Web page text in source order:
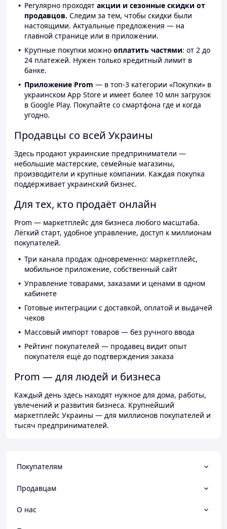
Регулярно проходят акции и сезонные скидки от
продавцов. Следим за тем, чтобы скидки были
настоящими. Актуальные предложения — на
главной странице или в приложении.
Крупные покупки можно оплатить частями: от 2 до
24 платежей. Нужен только кредитный лимит в
банке.
Приложение Prom — в топ-3 категории «Покупки» в
украинском App Store и имеет более 10 млн загрузок
в Google Play. Покупайте со смартфона где и когда
угодно.
Продавцы со всей Украины
Здесь продают украинские предприниматели —
небольшие мастерские, семейные магазины,
производители и крупные компании. Каждая покупка
поддерживает украинский бизнес.
Для тех, кто продаёт онлайн
Prom — маркетплейс для бизнеса любого масштаба.
Лёгкий старт, удобное управление, доступ к миллионам
покупателей.
Три канала продаж одновременно: маркетплейс,
мобильное приложение, собственный сайт
Управление товарами, заказами и ценами в одном
кабинете
Готовые интеграции с доставкой, оплатой и выдачей
чеков
Массовый импорт товаров — без ручного ввода
Рейтинг покупателей — продавец видит опыт
покупателя ещё до подтверждения заказа
Prom — для людей и бизнеса
Каждый день здесь находят нужное для дома, работы,
увлечений и развития бизнеса. Крупнейший
маркетплейс Украины — для миллионов покупателей и
тысяч предпринимателей.
Покупателям
Продавцам
О нас